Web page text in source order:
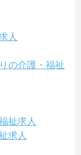
人
の介護・福祉
祉求人
求人